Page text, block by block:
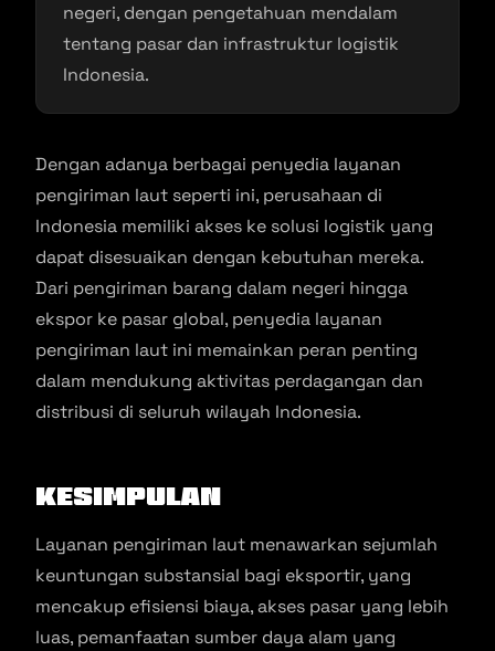
negeri, dengan pengetahuan mendalam
tentang pasar dan infrastruktur logistik
Indonesia.
Dengan adanya berbagai penyedia layanan
pengiriman laut seperti ini, perusahaan di
Indonesia memiliki akses ke solusi logistik yang
dapat disesuaikan dengan kebutuhan mereka.
Dari pengiriman barang dalam negeri hingga
ekspor ke pasar global, penyedia layanan
pengiriman laut ini memainkan peran penting
dalam mendukung aktivitas perdagangan dan
distribusi di seluruh wilayah Indonesia.
Kesimpulan
Layanan pengiriman laut menawarkan sejumlah
keuntungan substansial bagi eksportir, yang
mencakup efisiensi biaya, akses pasar yang lebih
luas, pemanfaatan sumber daya alam yang